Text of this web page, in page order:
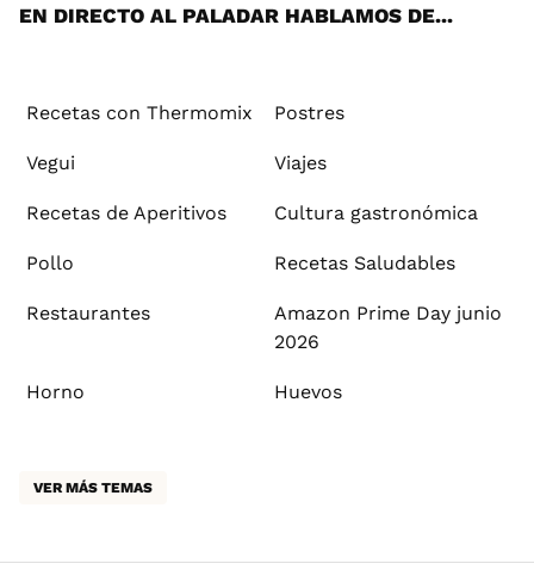
EN DIRECTO AL PALADAR HABLAMOS DE...
Recetas con Thermomix Postres
Vegui Viajes
Recetas de Aperitivos Cultura gastronómica
Pollo Recetas Saludables
Restaurantes
Amazon Prime Day junio
2026
Horno Huevos
VER MÁS TEMAS